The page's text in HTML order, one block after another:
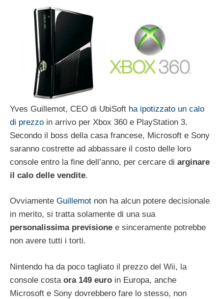
Yves Guillemot, CEO di UbiSoft ha ipotizzato un calo
di prezzo in arrivo per Xbox 360 e PlayStation 3.
Secondo il boss della casa francese, Microsoft e Sony
saranno costrette ad abbassare il costo delle loro
console entro la fine dell’anno, per cercare di arginare
il calo delle vendite.
Ovviamente Guillemot non ha alcun potere decisionale
in merito, si tratta solamente di una sua
personalissima previsione e sinceramente potrebbe
non avere tutti i torti.
Nintendo ha da poco tagliato il prezzo del Wii, la
console costa ora 149 euro in Europa, anche
Microsoft e Sony dovrebbero fare lo stesso, non